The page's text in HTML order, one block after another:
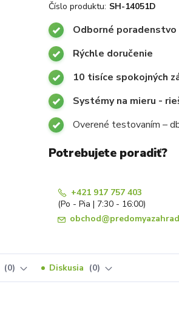
Číslo produktu: SH-14051D
Odborné poradenstvo
Rýchle doručenie
10 tisíce spokojných
Systémy na mieru -
Overené testovaním –
Potrebujete poradiť?
+421 917 757 403
(Po - Pia | 7:30 - 16:00)
0 Diskusia 0